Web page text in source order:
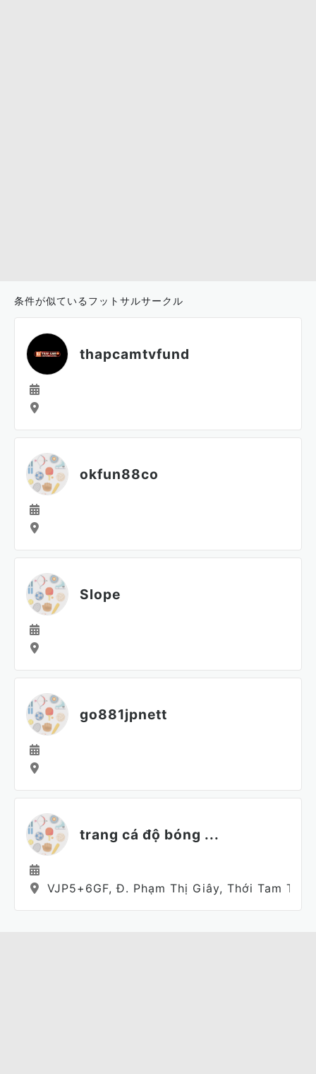
条件が似ているフットサルサークル
thapcamtvfund
okfun88co
Slope
go881jpnett
trang cá độ bóng ...
VJP5+6GF, Đ. Phạm Thị Giây, Thới Tam